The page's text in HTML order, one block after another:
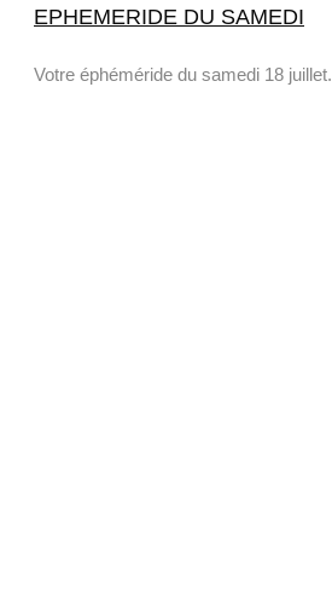
EPHEMERIDE DU SAMEDI
Votre éphéméride du samedi 18 juillet.